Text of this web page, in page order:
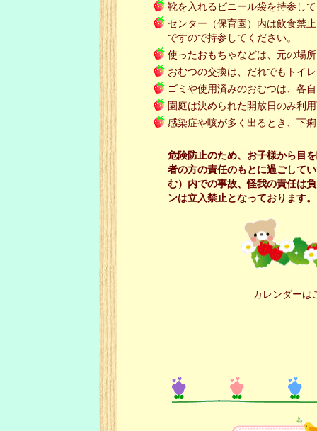
靴を入れるビニール袋を持参し
センター（保育園）内は飲食禁
ですので持参してください。
使ったおもちゃなどは、元の場
おむつの交換は、だれでもトイ
ゴミや使用済みのおむつは、各
園庭は決められた開放日のみ利
感染症や咳が多く出るとき、下
危険防止のため、お子様から目
者の方の責任のもとに過ごして
む）内での事故、怪我の責任は
ンは立入禁止となっております。
カレンダーは